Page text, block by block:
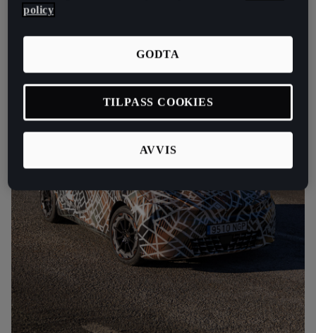
policy
AVVIS
GODTA
TILPASS COOKIES